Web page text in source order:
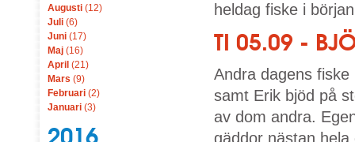
Augusti (12)
Juli (6)
Juni (17)
Maj (16)
April (21)
Mars (9)
Februari (2)
Januari (3)
heldag fiske i
TI 05.09 -
Andra dagens
samt Erik bjöd på
av dom andra.
gäddor nästan